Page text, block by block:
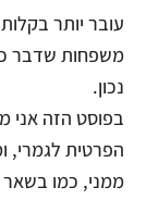
עובר יותר
משפחות שדבר
נכון.
בפוסט הזה אני
הפרטית לגמרי,
ממני, כמו בשאר